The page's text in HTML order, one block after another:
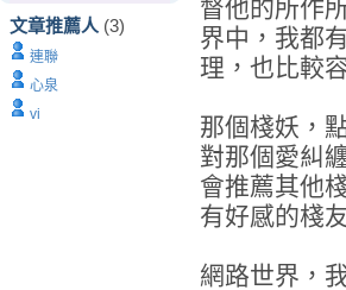
文章推薦人 (3)
連聯
心泉
vi
督他的所作
界中，我都
理，也比較
那個棧妖，
對那個愛糾
會推薦其他
有好感的棧
網路世界，